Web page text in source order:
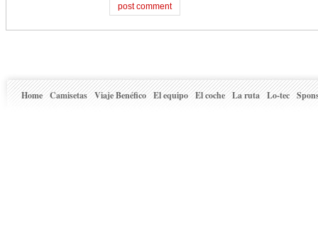
Home Camisetas Viaje Benéfico El equipo El coche La ruta Lo-tec